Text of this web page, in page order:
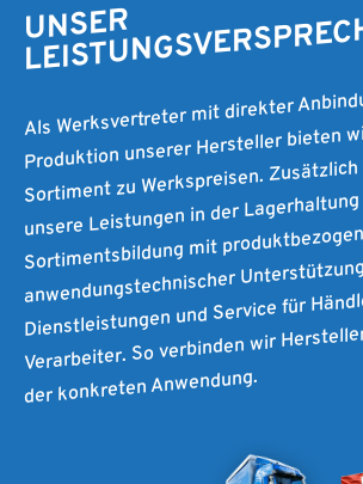
UNSER
Als Werksvertreter mit direkter
Produktion unserer Hersteller bieten
Sortiment zu Werkspreisen.
unsere Leistungen in der
Sortimentsbildung mit
anwendungstechnischer
Dienstleistungen und Service für
Verarbeiter. So verbinden wir
der konkreten Anwendung.